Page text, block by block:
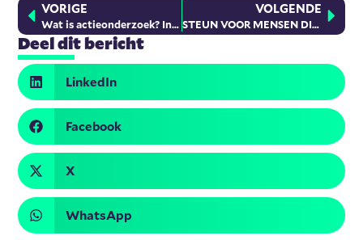
VORIGE
Wat is actieonderzoek? In gesprek met Frans Somers
VOLGENDE
STEUN VOOR MENSEN DIE VLUCHTEN VANWEGE DE OORLOG IN OEKRAÏNE
Deel dit bericht
LinkedIn
Facebook
X
WhatsApp